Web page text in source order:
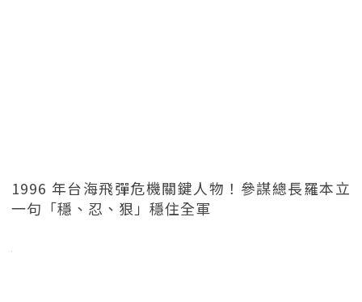
1996 年台海飛彈危機關鍵人物！參謀總長羅本立
一句「穩、忍、狠」穩住全軍